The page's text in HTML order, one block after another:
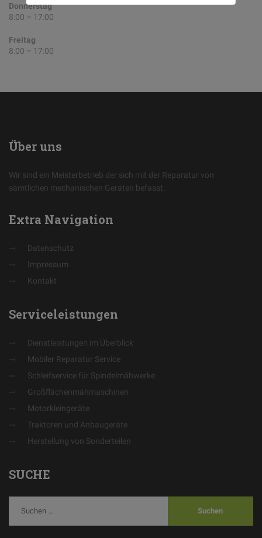
Donnerstag
8:00 – 17:00
Freitag
8:00 – 17:00
Über uns
Wir sind ein Meisterbetrieb der sich mit der Reparatur von
sämtlichen mechanischen Geräten befasst.
Extra Navigation
Datenschutz
Impressum
Kontakt
Serviceleistungen
Dienstleistungen im Überblick
Mobiler Reparatur Service
Schleifservice für Spindelmähwerke
Großflächenmähmaschinen
Motorkleingeräte
Traktoren und Anbaugeräte
Herstellung von Sonderteilen
SUCHE